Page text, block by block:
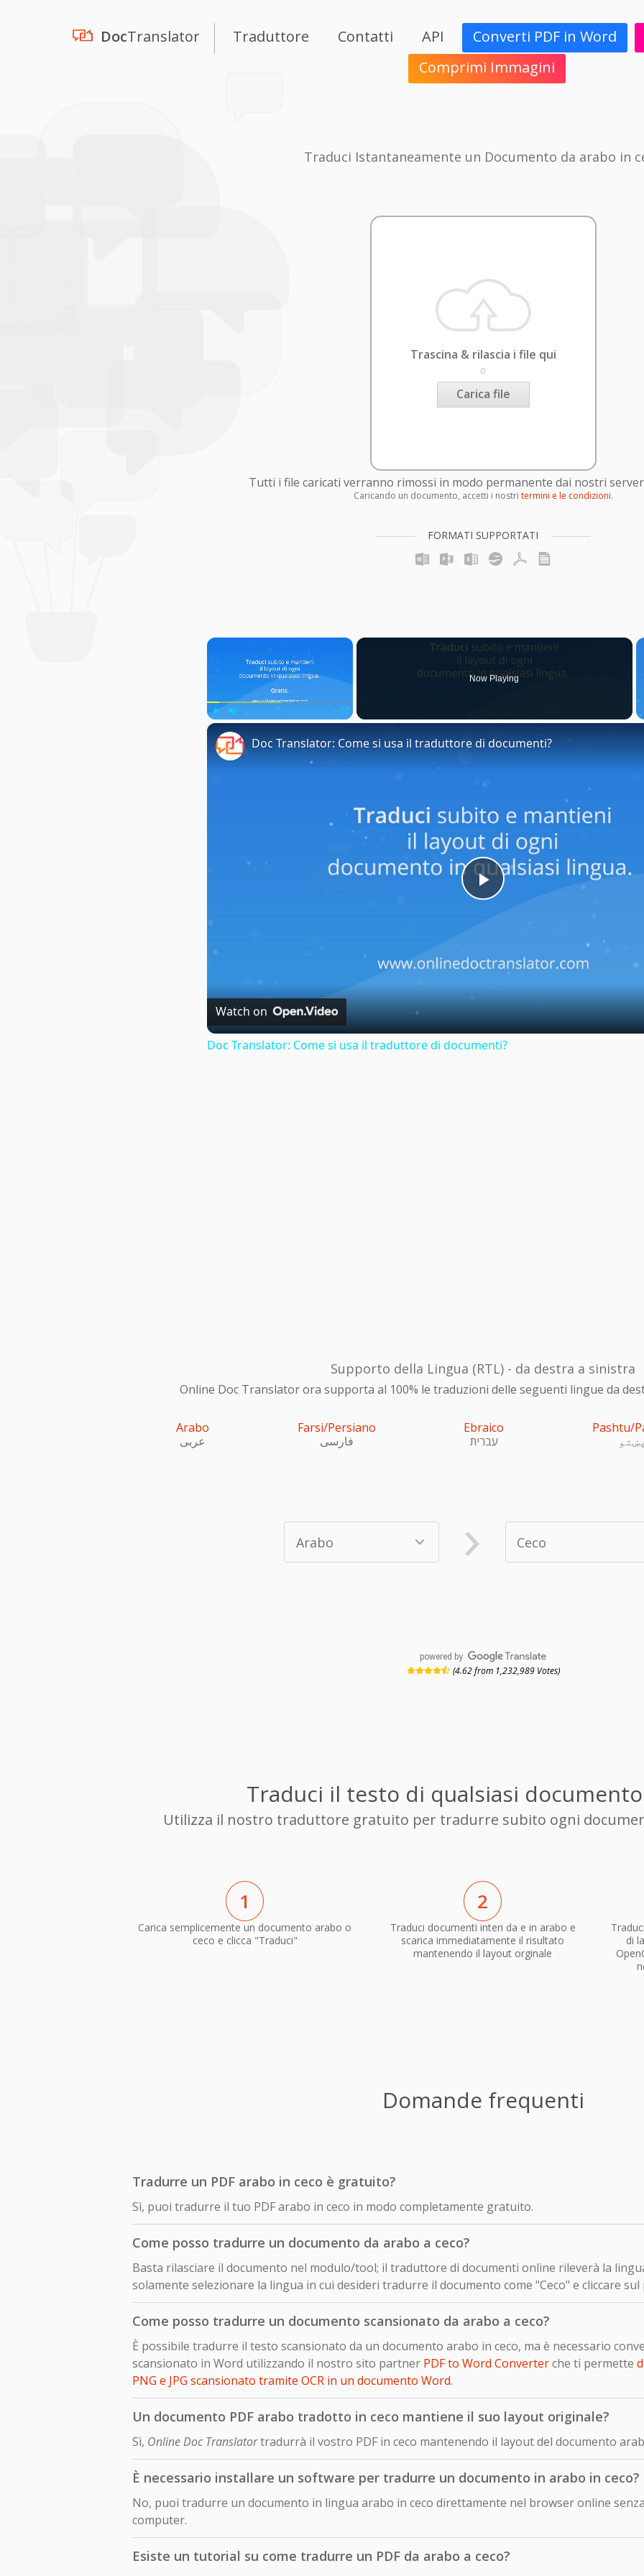
DocTranslator Traduttore Contatti API
Converti PDF in Word
Comprimi Immagini
Traduci Istantaneamente un Documento da arabo in
Trascina & rilascia i file qui
o
Carica file
Tutti i file caricati verranno rimossi in modo permanente dai nostri
Caricando un documento, accetti i nostri termini e le condizioni.
FORMATI SUPPORTATI
×
Now Playing
Play
Doc Translator: Come si usa il traduttore di documenti?
Watch on
Doc Translator: Come si usa il traduttore di documenti?
Supporto della Lingua (RTL) - da destra a sinistra
Online Doc Translator ora supporta al 100% le traduzioni delle seguenti lingue da
Arabo
عربى
Farsi/Persiano
فارسی
Ebraico
עִברִית
Pashtu/
powered by
(4.62 from 1,232,989 Votes)
Traduci il testo di qualsiasi
Utilizza il nostro traduttore gratuito per tradurre subito ogni
1
Carica semplicemente un documento arabo o
ceco e clicca "Traduci"
2
Traduci documenti interi da e in arabo e
scarica immediatamente il risultato
mantenendo il layout orginale
di
Domande frequenti
Tradurre un PDF arabo in ceco è gratuito?
Sì, puoi tradurre il tuo PDF arabo in ceco in modo completamente gratuito.
Come posso tradurre un documento da arabo a ceco?
Basta rilasciare il documento nel modulo/tool; il traduttore di documenti online rileverà la
solamente selezionare la lingua in cui desideri tradurre il documento come "Ceco" e cliccare
Come posso tradurre un documento scansionato da arabo a ceco?
È possibile tradurre il testo scansionato da un documento arabo in ceco, ma è necessario
scansionato in Word utilizzando il nostro sito partner PDF to Word Converterche ti permette
PNG e JPG scansionato tramite OCR in un documento Word.
Un documento PDF arabo tradotto in ceco mantiene il suo layout originale?
Sì, Online Doc Translatortradurrà il vostro PDF in ceco mantenendo il layout del documento
È necessario installare un software per tradurre un documento in arabo in ceco?
No, puoi tradurre un documento in lingua arabo in ceco direttamente nel browser online
computer.
Esiste un tutorial su come tradurre un PDF da arabo a ceco?